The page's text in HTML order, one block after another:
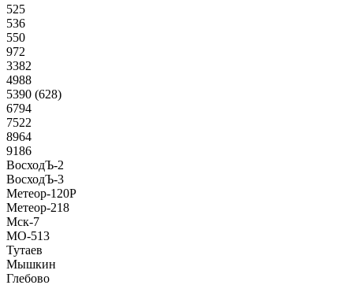
525
536
550
972
3382
4988
5390 (628)
6794
7522
8964
9186
ВосходЪ-2
ВосходЪ-3
Метеор-120Р
Метеор-218
Мск-7
МО-513
Тутаев
Мышкин
Глебово